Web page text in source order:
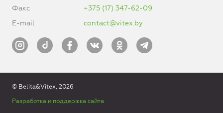
Факс
+375 (17) 347-62-09
E-mail
contact@vitex.by
© Belita&Vitex, 2026
Разработка и поддержка сайта